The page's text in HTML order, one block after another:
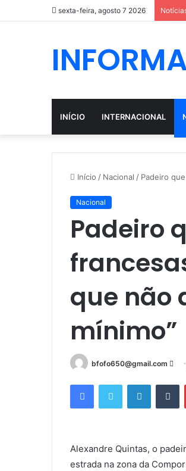
sexta-feira, agosto 7 2026
INÍCIO INTERNACIONAL
Início / Nacional / Padeiro
Nacional
Padeiro
que não
mínimo”
bfofo650@gmail.com
mail
FacebookTwitter Linkedin
Alexandre Quintas, o
estrada na zona da